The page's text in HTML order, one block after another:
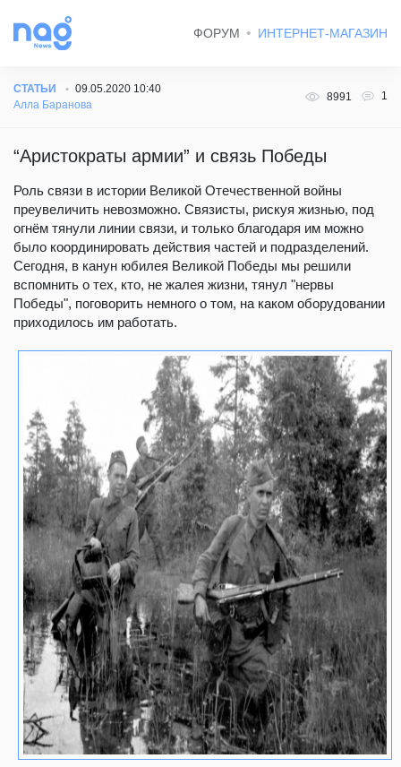
ФОРУМ ИНТЕРНЕТ-МАГАЗИН
СТАТЬИ
09.05.2020 10:40
Алла Баранова
8991 1
“Аристократы армии” и связь Победы
Роль связи в истории Великой Отечественной войны
преувеличить невозможно. Связисты, рискуя жизнью, под
огнём тянули линии связи, и только благодаря им можно
было координировать действия частей и подразделений.
Сегодня, в канун юбилея Великой Победы мы решили
вспомнить о тех, кто, не жалея жизни, тянул "нервы
Победы", поговорить немного о том, на каком оборудовании
приходилось им работать.